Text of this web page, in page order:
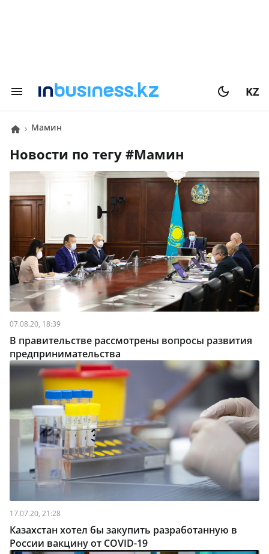
KZ
Мамин
Новости по тегу # Мамин
07.08.20, 18:39
В правительстве рассмотрены вопросы развития
предпринимательства
17.07.20, 21:28
Казахстан хотел бы закупить разработанную в
России вакцину от COVID-19